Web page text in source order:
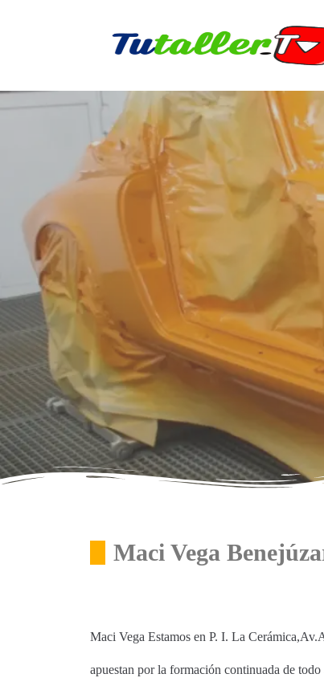
Maci Vega
Maci Vega Estamos en P. I. La
apuestan por la formación continuada de